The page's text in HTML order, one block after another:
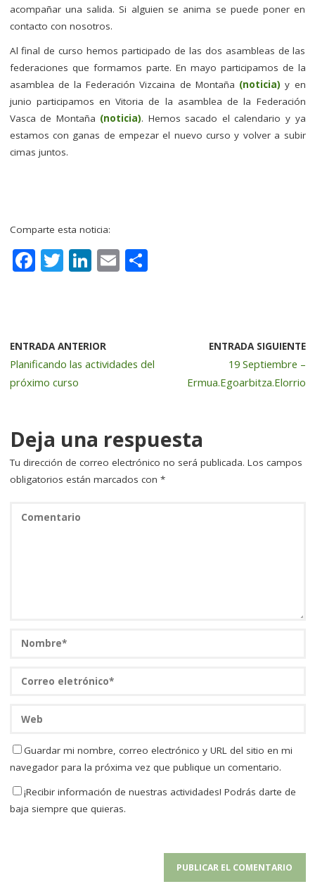
acompañar una salida. Si alguien se anima se puede poner en
contacto con nosotros.
Al final de curso hemos participado de las dos asambleas de las
federaciones que formamos parte. En mayo participamos de la
asamblea de la Federación Vizcaina de Montaña (noticia) y en
junio participamos en Vitoria de la asamblea de la Federación
Vasca de Montaña (noticia). Hemos sacado el calendario y ya
estamos con ganas de empezar el nuevo curso y volver a subir
cimas juntos.
Comparte esta noticia:
F
a
b
o
o
T
w
r
Li
n
dI
n
E
m
C
rt
ENTRADA ANTERIOR
Planificando las actividades del
próximo curso
ENTRADA SIGUIENTE
19 Septiembre –
Ermua.Egoarbitza.Elorrio
Deja una respuesta
Tu dirección de correo electrónico no será publicada. Los campos
obligatorios están marcados con *
Guardar mi nombre, correo electrónico y URL del sitio en mi
navegador para la próxima vez que publique un comentario.
¡Recibir información de nuestras actividades! Podrás darte de
baja siempre que quieras.